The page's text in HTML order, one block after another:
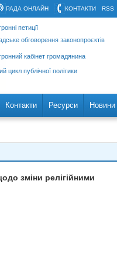
RSS
КОНТАКТИ
РАДА ОНЛАЙН
петиції
обговорення законопроєктів
кабінет громадянина
цикл публічної політики
Контакти Ресурси Новини
зміни релігійними